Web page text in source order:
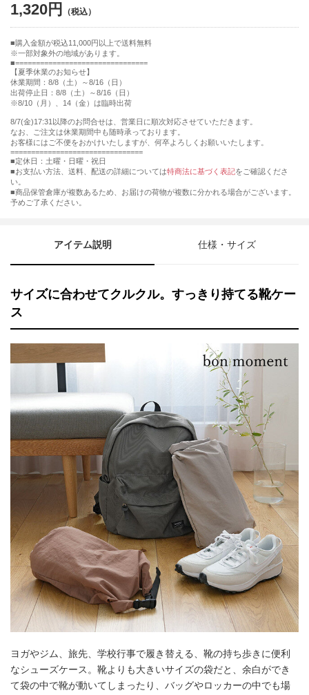
1,320円
購入金額が税込11,000円以上で送料無料
※一部対象外の地域があります。
================================
【夏季休業のお知らせ】
休業期間：8/8（土）～8/16（日）
出荷停止日：8/8（土）～8/16（日）
※8/10（月）、14（金）は臨時出荷
8/7(金)17:31以降のお問合せは、営業日に順次対応させていただきます。
なお、ご注文は休業期間中も随時承っております。
お客様にはご不便をおかけいたしますが、何卒よろしくお願いいたします。
================================
■定休日：土曜・日曜・祝日
■お支払い方法、送料、配送の詳細については特商法に基づく表記をご確認くださ
い。
■商品保管倉庫が複数あるため、お届けの荷物が複数に分かれる場合がございます。
予めご了承ください。
アイテム説明 仕様・サイズ
サイズに合わせてクルクル。すっきり持てる靴ケー
ス
ヨガやジム、旅先、学校行事で履き替える、靴の持ち歩きに便利
なシューズケース。靴よりも大きいサイズの袋だと、余白ができ
て袋の中で靴が動いてしまったり、バッグやロッカーの中でも場